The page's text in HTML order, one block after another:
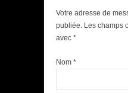
Votre adresse de
publiée. Les champs
avec *
Nom *